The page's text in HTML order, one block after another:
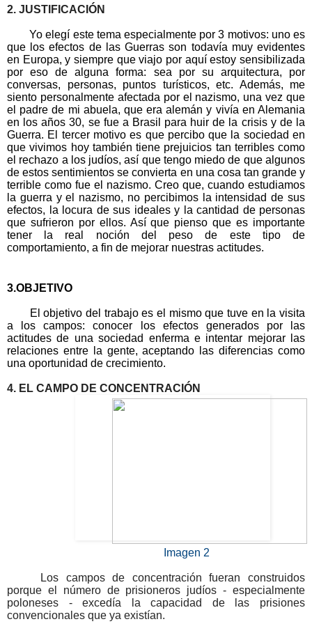
2. JUSTIFICACIÓN
Yo elegí este tema especialmente por 3 motivos: uno es
que los efectos de las Guerras son todavía muy evidentes
en Europa, y siempre que viajo por aquí estoy sensibilizada
por eso de alguna forma: sea por su arquitectura, por
conversas, personas, puntos turísticos, etc. Además, me
siento personalmente afectada por el nazismo, una vez que
el padre de mi abuela, que era alemán y vivía en Alemania
en los años 30, se fue a Brasil para huir de la crisis y de la
Guerra. El tercer motivo es que percibo que la sociedad en
que vivimos hoy también tiene prejuicios tan terribles como
el rechazo a los judíos, así que tengo miedo de que algunos
de estos sentimientos se convierta en una cosa tan grande y
terrible como fue el nazismo. Creo que, cuando estudiamos
la guerra y el nazismo, no percibimos la intensidad de sus
efectos, la locura de sus ideales y la cantidad de personas
que sufrieron por ellos. Así que pienso que es importante
tener la real noción del peso de este tipo de
comportamiento, a fin de mejorar nuestras actitudes.
3.OBJETIVO
El objetivo del trabajo es el mismo que tuve en la visita
a los campos: conocer los efectos generados por las
actitudes de una sociedad enferma e intentar mejorar las
relaciones entre la gente, aceptando las diferencias como
una oportunidad de crecimiento.
4. EL CAMPO DE CONCENTRACIÓN
Imagen 2
Los campos de concentración fueran construidos
porque el número de prisioneros judíos - especialmente
poloneses - excedía la capacidad de las prisiones
convencionales que ya existían.